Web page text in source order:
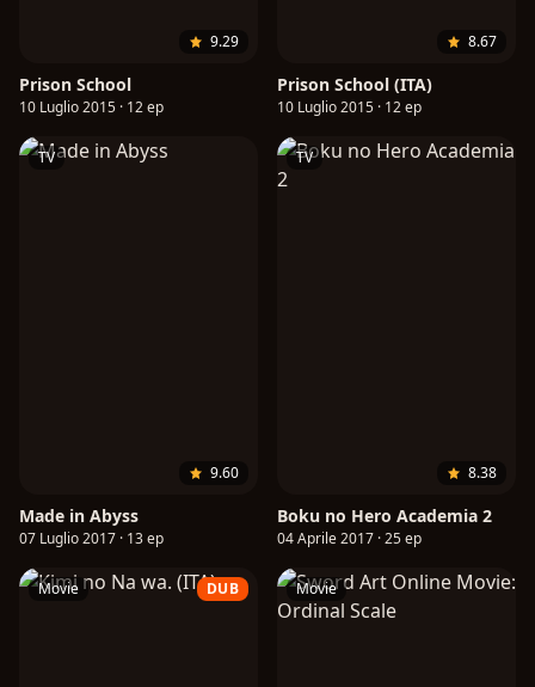
9.29
Prison School
10 Luglio 2015 · 12 ep
8.67
Prison School (ITA)
10 Luglio 2015 · 12 ep
TV
9.60
Made in Abyss
07 Luglio 2017 · 13 ep
TV
8.38
Boku no Hero Academia 2
04 Aprile 2017 · 25 ep
Movie DUB Movie